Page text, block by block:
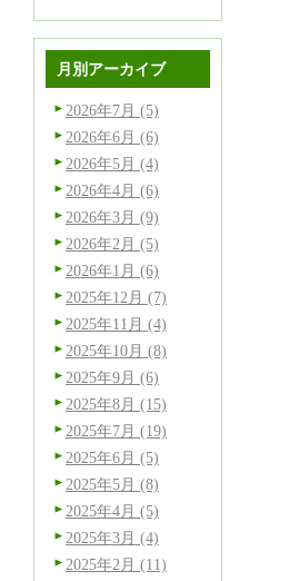
月別アーカイブ
2026年7月 (5)
2026年6月 (6)
2026年5月 (4)
2026年4月 (6)
2026年3月 (9)
2026年2月 (5)
2026年1月 (6)
2025年12月 (7)
2025年11月 (4)
2025年10月 (8)
2025年9月 (6)
2025年8月 (15)
2025年7月 (19)
2025年6月 (5)
2025年5月 (8)
2025年4月 (5)
2025年3月 (4)
2025年2月 (11)